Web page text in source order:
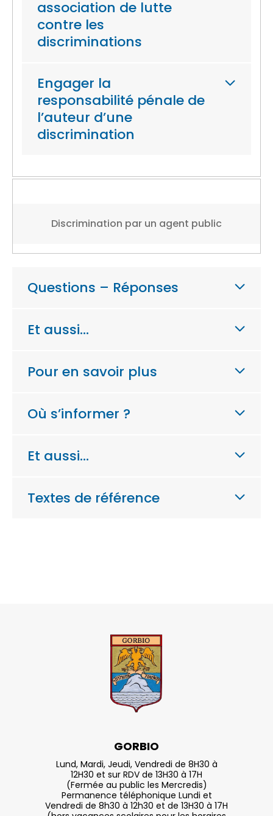
association de lutte
contre les
discriminations
Engager la
responsabilité pénale de
l’auteur d’une
discrimination
Discrimination par un agent public
Questions – Réponses
Et aussi…
Pour en savoir plus
Où s’informer ?
Et aussi…
Textes de référence
GORBIO
Lund, Mardi, Jeudi, Vendredi de 8H30 à
12H30 et sur RDV de 13H30 à 17H
(Fermée au public les Mercredis)
Permanence téléphonique Lundi et
Vendredi de 8h30 à 12h30 et de 13H30 à 17H